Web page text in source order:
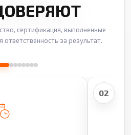
сертификация, выполненные
за результат.
02